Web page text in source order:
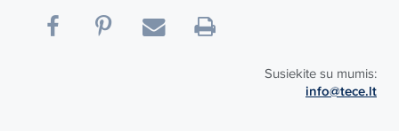
Susiekite su mumis:
info@tece.lt